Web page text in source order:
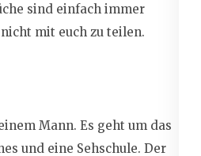
sind einfach immer
mit euch zu teilen.
Mann. Es geht um das
und eine Sehschule. Der